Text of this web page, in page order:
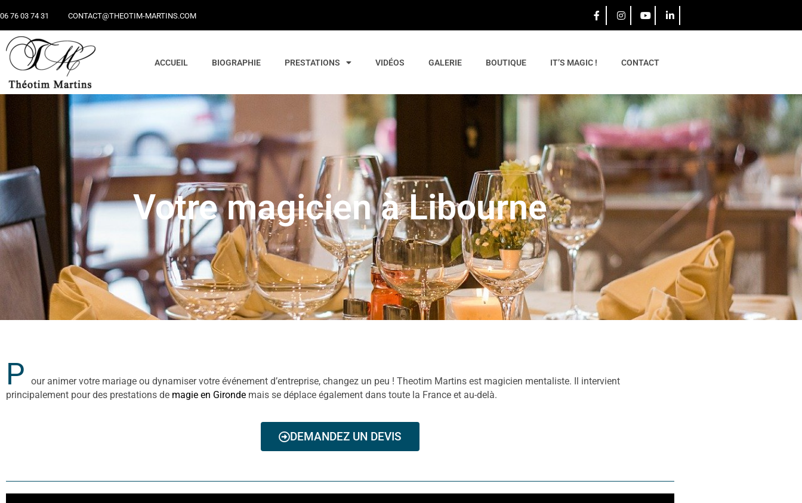
06 76 03 74 31 CONTACT@THEOTIM-MARTINS.COM
ACCUEIL BIOGRAPHIE PRESTATIONS VIDÉOS GALERIE BOUTIQUE IT’S MAGIC ! CONTACT
Votre magicien à Libourne
P
our animer votre mariage ou dynamiser votre événement d’entreprise, changez un peu ! Theotim Martins est magicien mentaliste. Il intervient
principalement pour des prestations de magie en Gironde mais se déplace également dans toute la France et au-delà.
DEMANDEZ UN DEVIS